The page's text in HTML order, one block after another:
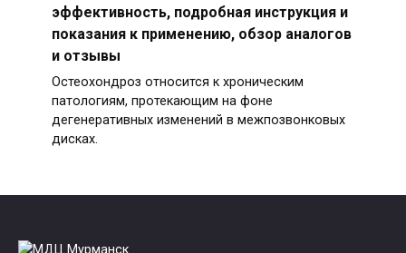
эффективность, подробная инструкция и
показания к применению, обзор аналогов
и отзывы
Остеохондроз относится к хроническим
патологиям, протекающим на фоне
дегенеративных изменений в межпозвонковых
дисках.